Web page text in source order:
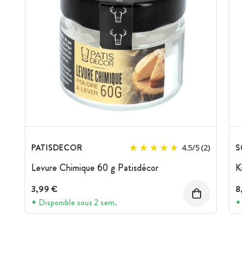
PATISDECOR 4.5/5(2)
Levure Chimique 60 g Patisdécor
3,99 €
Disponible sous 2 sem.